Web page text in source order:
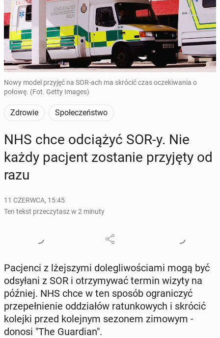
Nowy model przyjęć na SOR-ach ma skrócić czas oczekiwania o
połowę. (Fot. Getty Images)
Zdrowie Społeczeństwo
NHS chce od­cią­żyć SOR-y. Nie
każdy pacjent zo­sta­nie przy­ję­ty od
razu
11 CZERWCA, 15:45
Ten tekst przeczytasz w 2 minuty
Pa­cjen­ci z lżej­szy­mi do­le­gli­wo­ścia­mi mogą być
od­sy­ła­ni z SOR i otrzy­my­wać termin wizyty na
później. NHS chce w ten sposób ogra­ni­czyć
prze­peł­nie­nie od­dzia­łów ra­tun­ko­wych i skrócić
kolejki przed ko­lej­nym sezonem zimowym -
donosi "The Gu­ar­dian".